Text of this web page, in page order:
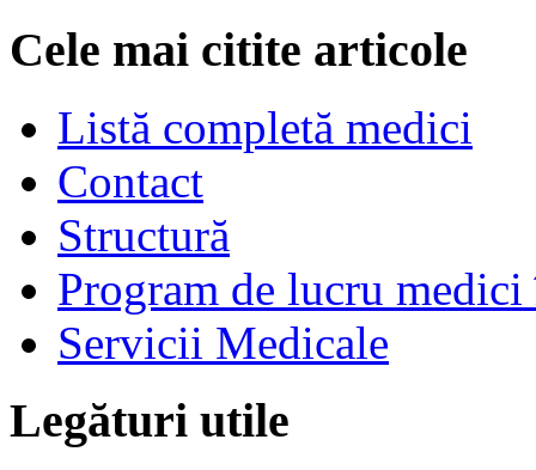
Cele mai citite articole
Listă completă medici
Contact
Structură
Program de lucru
Servicii Medicale
Legături utile